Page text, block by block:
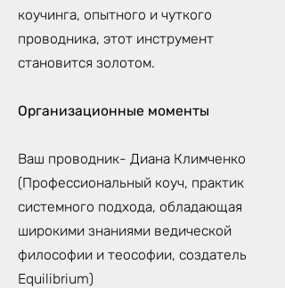
коучинга, опытного и чуткого
проводника, этот инструмент
становится золотом.
Организационные моменты
Ваш проводник- Диана Климченко
(Профессиональный коуч, практик
системного подхода, обладающая
широкими знаниями ведической
философии и теософии, создатель
Equilibrium)